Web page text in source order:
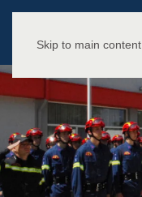
Skip to main content